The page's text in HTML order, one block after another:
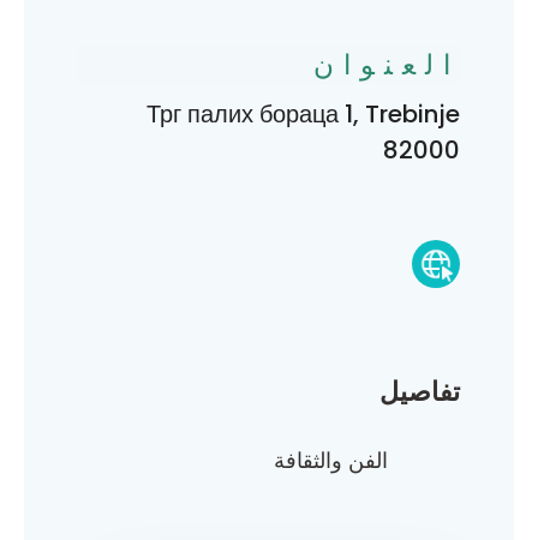
تفاصيل
الفن والثقافة
العنوان
Трг палих бораца 1, Trebinje
82000